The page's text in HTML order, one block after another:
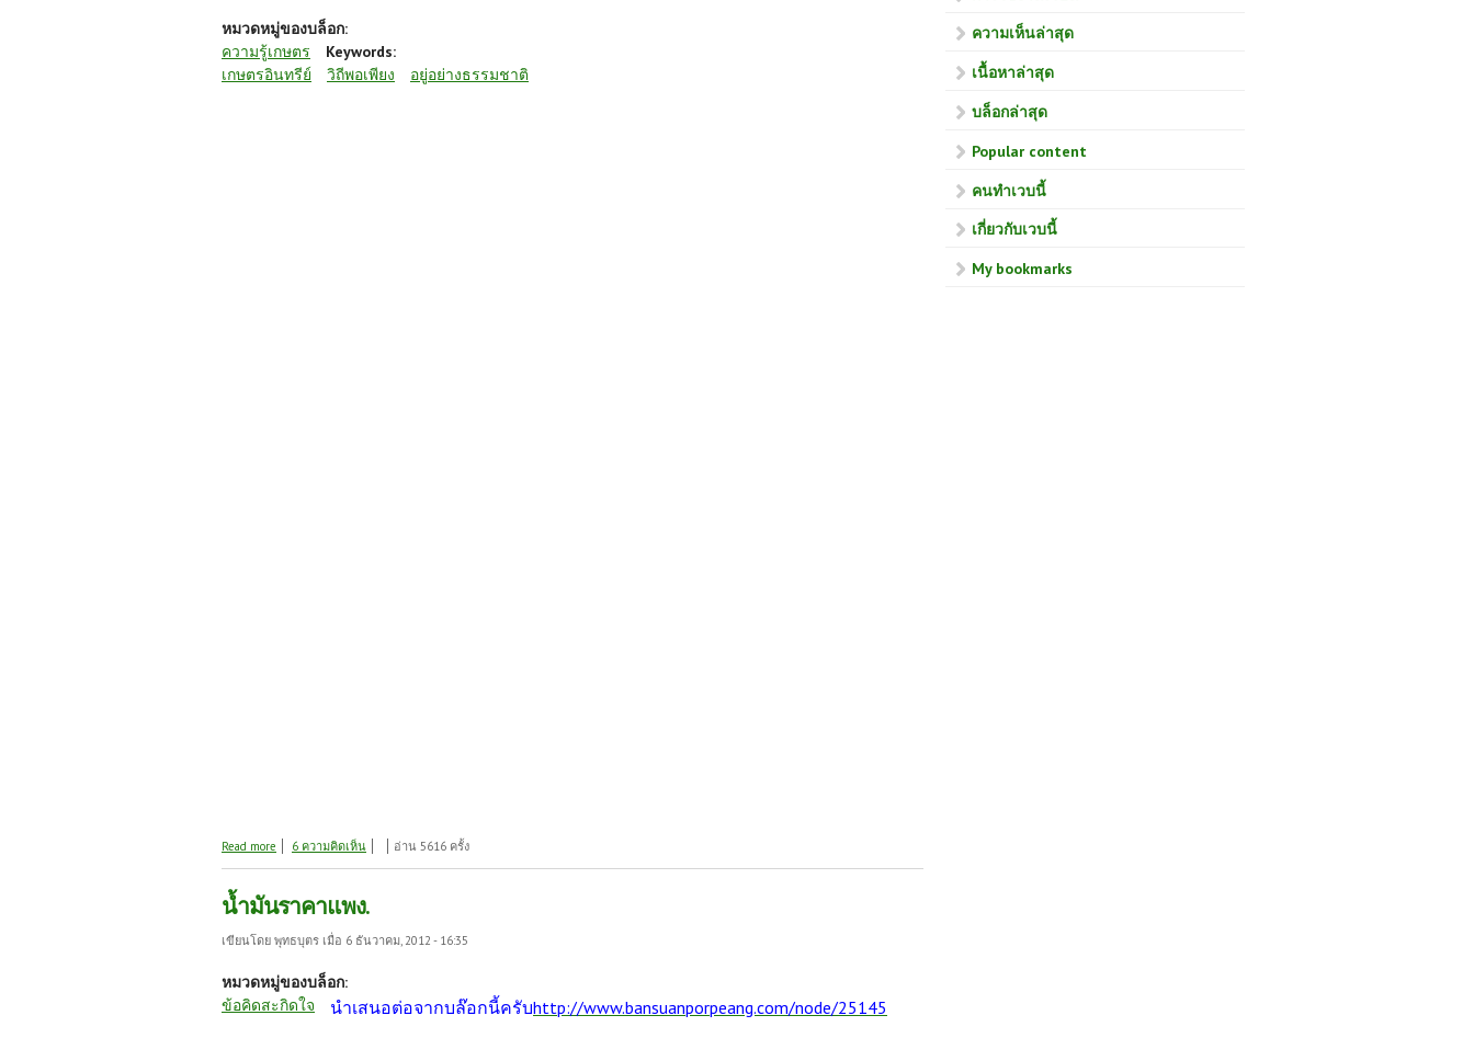
หมวดหมู่ของบล็อก:
ความรู้เกษตร
Keywords:
เกษตรอินทรีย์
วิถีพอเพียง อยู่อย่างธรรมชาติ
Read more about วิถีเกษตรภูฏาน
6 ความคิดเห็น อ่าน 5616 ครั้ง
น้ำมันราคาแพง.
เขียนโดย พุทธบุตร เมื่อ 6 ธันวาคม, 2012 - 16:35
หมวดหมู่ของบล็อก:
ข้อคิดสะกิดใจ
นำเสนอต่อจากบล๊อกนี้ครับhttp://www.bansuanporpeang.com/node/25145
ความเห็นล่าสุด
เนื้อหาล่าสุด
บล็อกล่าสุด
Popular content
คนทำเวบนี้
เกี่ยวกับเวบนี้
My bookmarks